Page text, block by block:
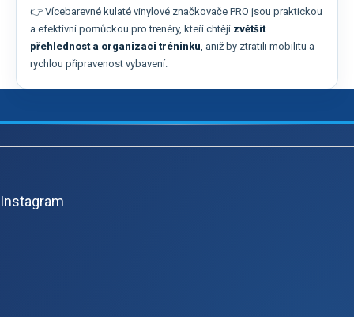
👉 Vícebarevné kulaté vinylové značkovače PRO jsou praktickou
a efektivní pomůckou pro trenéry, kteří chtějí zvětšit
přehlednost a organizaci tréninku, aniž by ztratili mobilitu a
rychlou připravenost vybavení.
Z
Instagram